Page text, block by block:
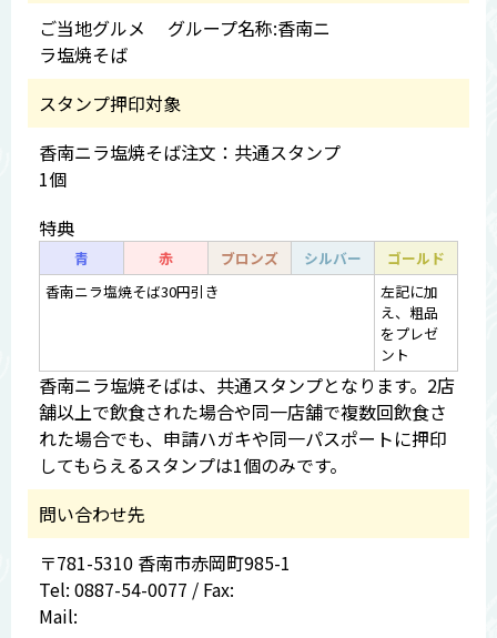
ご当地グルメ グループ名称:香南ニ
ラ塩焼そば
スタンプ押印対象
香南ニラ塩焼そば注文：共通スタンプ
1個
特典
青 赤 ブロンズ シルバー
ゴールド
香南ニラ塩焼そば30円引き
左記に加
え、粗品
をプレゼ
ント
香南ニラ塩焼そばは、共通スタンプとなります。2店
舗以上で飲食された場合や同一店舗で複数回飲食さ
れた場合でも、申請ハガキや同一パスポートに押印
してもらえるスタンプは1個のみです。
問い合わせ先
〒781-5310 香南市赤岡町985-1
Tel: 0887-54-0077 / Fax:
Mail: